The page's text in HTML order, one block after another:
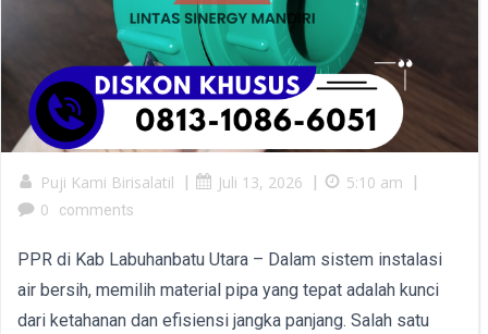
Puji Kami Birisalatil | Juli 13, 2026 | 5:10 am
|
0
comments
PPR di Kab Labuhanbatu Utara – Dalam sistem instalasi
air bersih, memilih material pipa yang tepat adalah kunci
dari ketahanan dan efisiensi jangka panjang. Salah satu